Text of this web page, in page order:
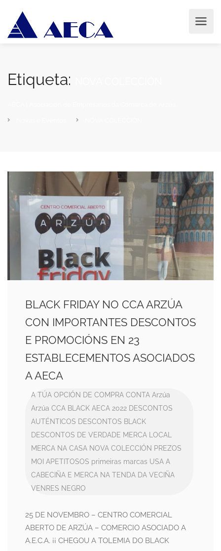
Etiqueta:
BLACK FRIDAY NO CCA ARZÚA
CON IMPORTANTES DESCONTOS
E PROMOCIÓNS EN 23
ESTABLECEMENTOS ASOCIADOS
A AECA
A TÚA OPCIÓN DE COMPRA CONTA Arzúa
Arzúa CCA BLACK AECA 2022 DESCONTOS
AUTÉNTICOS DESCONTOS BLACK
DESCONTOS DE VERDADE MERCA LOCAL
MERCA NA CASA NOVA COLECCIÓN PREZOS
MOI APETITOSOS primeiras marcas USA A
CABECIÑA E MERCA NA TENDA DA VECIÑA
VENRES NEGRO
25 DE NOVEMBRO – CENTRO COMERCIAL
ABERTO DE ARZÚA – COMERCIO ASOCIADO A
A.E.C.A. ¡¡ CHEGOU A TOLEMIA DO BLACK